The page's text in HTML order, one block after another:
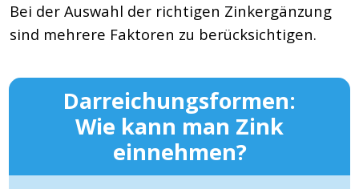
Bei der Auswahl der richtigen Zinkergänzung
sind mehrere Faktoren zu berücksichtigen.
Darreichungsformen:
Wie kann man Zink
einnehmen?